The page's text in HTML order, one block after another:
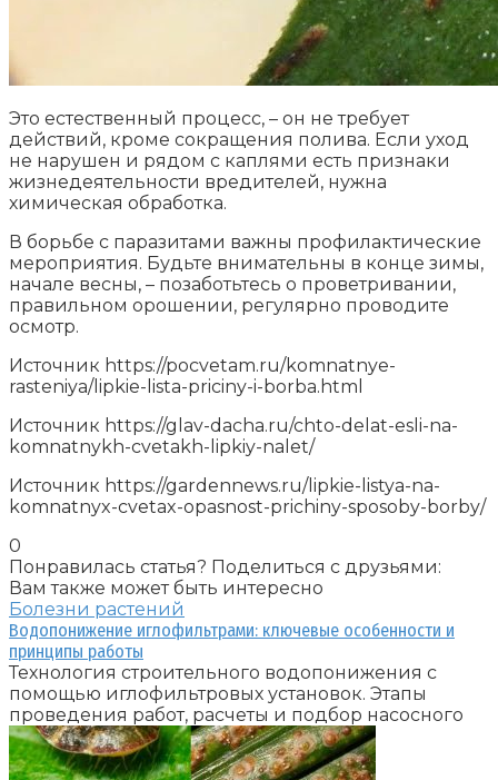
Это естественный процесс, – он не требует
действий, кроме сокращения полива. Если уход
не нарушен и рядом с каплями есть признаки
жизнедеятельности вредителей, нужна
химическая обработка.
В борьбе с паразитами важны профилактические
мероприятия. Будьте внимательны в конце зимы,
начале весны, – позаботьтесь о проветривании,
правильном орошении, регулярно проводите
осмотр.
Источник https://pocvetam.ru/komnatnye-
rasteniya/lipkie-lista-priciny-i-borba.html
Источник https://glav-dacha.ru/chto-delat-esli-na-
komnatnykh-cvetakh-lipkiy-nalet/
Источник https://gardennews.ru/lipkie-listya-na-
komnatnyx-cvetax-opasnost-prichiny-sposoby-borby/
0
Понравилась статья? Поделиться с друзьями:
Вам также может быть интересно
Болезни растений
Водопонижение иглофильтрами: ключевые особенности и
принципы работы
Технология строительного водопонижения с
помощью иглофильтровых установок. Этапы
проведения работ, расчеты и подбор насосного